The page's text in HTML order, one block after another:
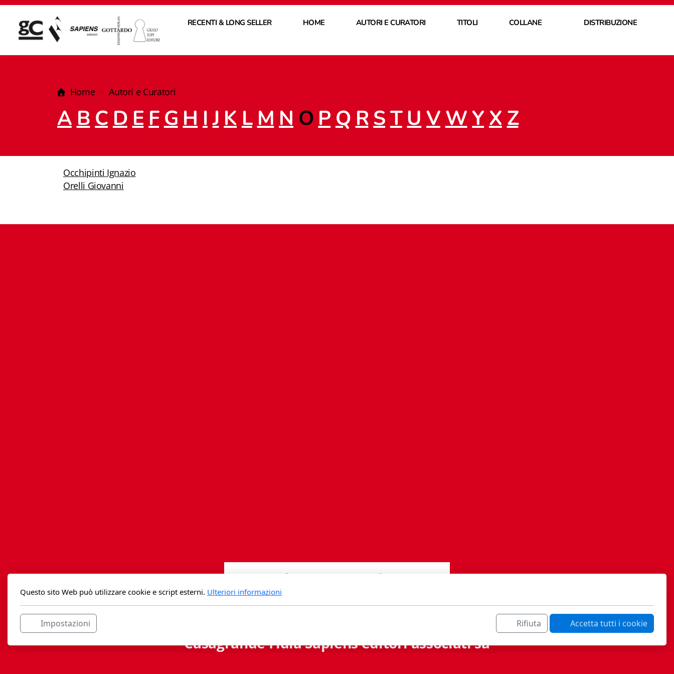
RECENTI & LONG SELLER HOME AUTORI E CURATORI TITOLI COLLANE DISTRIBUZIONE
Home Autori e Curatori
ABCDEFGHIJKLMNOPQRSTUVWYXZ
Occhipinti Ignazio
Orelli Giovanni
Casagrande Fidia Sapiens editori associati sa
Questo sito Web può utilizzare cookie e script esterni. Ulteriori informazioni
Impostazioni Rifiuta Accetta tutti i cookie